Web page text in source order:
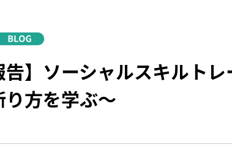
告】ソーシャルスキルト
方を学ぶ～